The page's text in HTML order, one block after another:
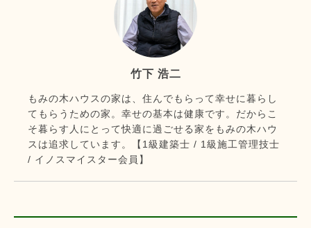
竹下 浩二
もみの木ハウスの家は、住んでもらって幸せに暮らし
てもらうための家。幸せの基本は健康です。だからこ
そ暮らす人にとって快適に過ごせる家をもみの木ハウ
スは追求しています。【1級建築士 / 1級施工管理技士
/ イノスマイスター会員】